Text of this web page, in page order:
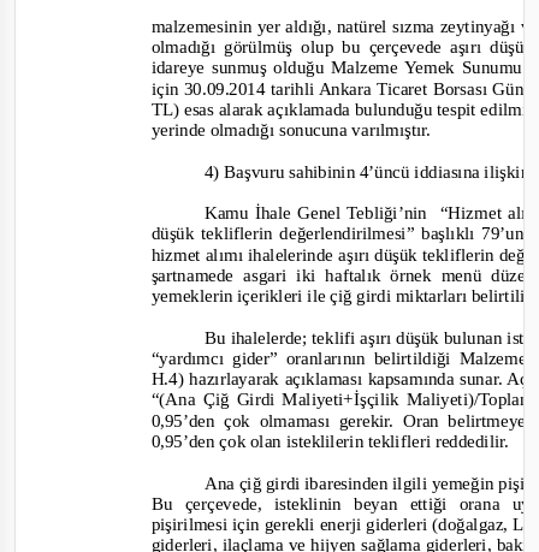
malzemesinin yer aldığı, natürel sızma zeytinyağı
olmadığı görülmüş olup bu çerçevede aşırı
idareye sunmuş olduğu Malzeme Yemek Sunumu
için 30.09.2014 tarihli Ankara Ticaret Borsası
TL) esas alarak açıklamada bulunduğu tespit edilmiş
yerinde olmadığı sonucuna varılmıştır.
4) Başvuru sahibinin 4’üncü iddiasına
Kamu İhale Genel Tebliği’nin “Hizmet
düşük tekliflerin değerlendirilmesi” başlıklı
hizmet alımı ihalelerinde aşırı düşük tekliflerin
şartnamede asgari iki haftalık örnek menü
yemeklerin içerikleri ile çiğ girdi miktarları
Bu ihalelerde; teklifi aşırı düşük bulunan
“yardımcı gider” oranlarının belirtildiği
H.4) hazırlayarak açıklaması kapsamında sunar.
“(Ana Çiğ Girdi Maliyeti+İşçilik Maliyeti)/Toplam
0,95’den çok olmaması gerekir. Oran
0,95’den çok olan isteklilerin teklifleri reddedilir.
Ana çiğ girdi ibaresinden ilgili yemeğin
Bu çerçevede, isteklinin beyan ettiği orana
pişirilmesi için gerekli enerji giderleri (doğalgaz,
giderleri, ilaçlama ve hijyen sağlama giderleri,